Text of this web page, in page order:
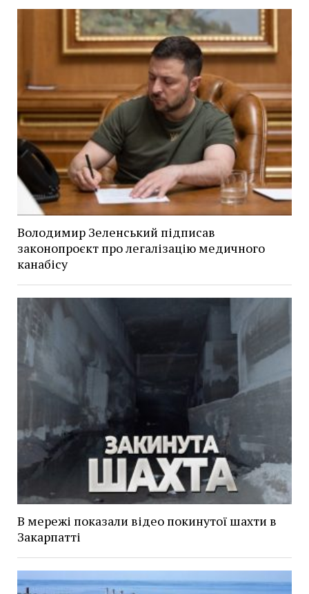
Володимир Зеленський підписав
законопроєкт про легалізацію медичного
канабісу
В мережі показали відео покинутої шахти в
Закарпатті